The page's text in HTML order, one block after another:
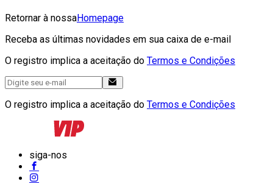
Retornar à nossaHomepage
Receba as últimas novidades em sua caixa de e-mail
O registro implica a aceitação do Termos e Condições
O registro implica a aceitação do Termos e Condições
siga-nos